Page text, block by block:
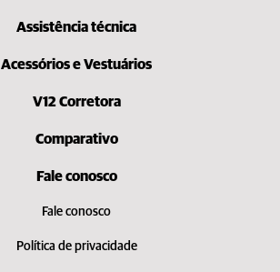
Assistência técnica
Acessórios e Vestuários
V12 Corretora
Comparativo
Fale conosco
Fale conosco
Política de privacidade